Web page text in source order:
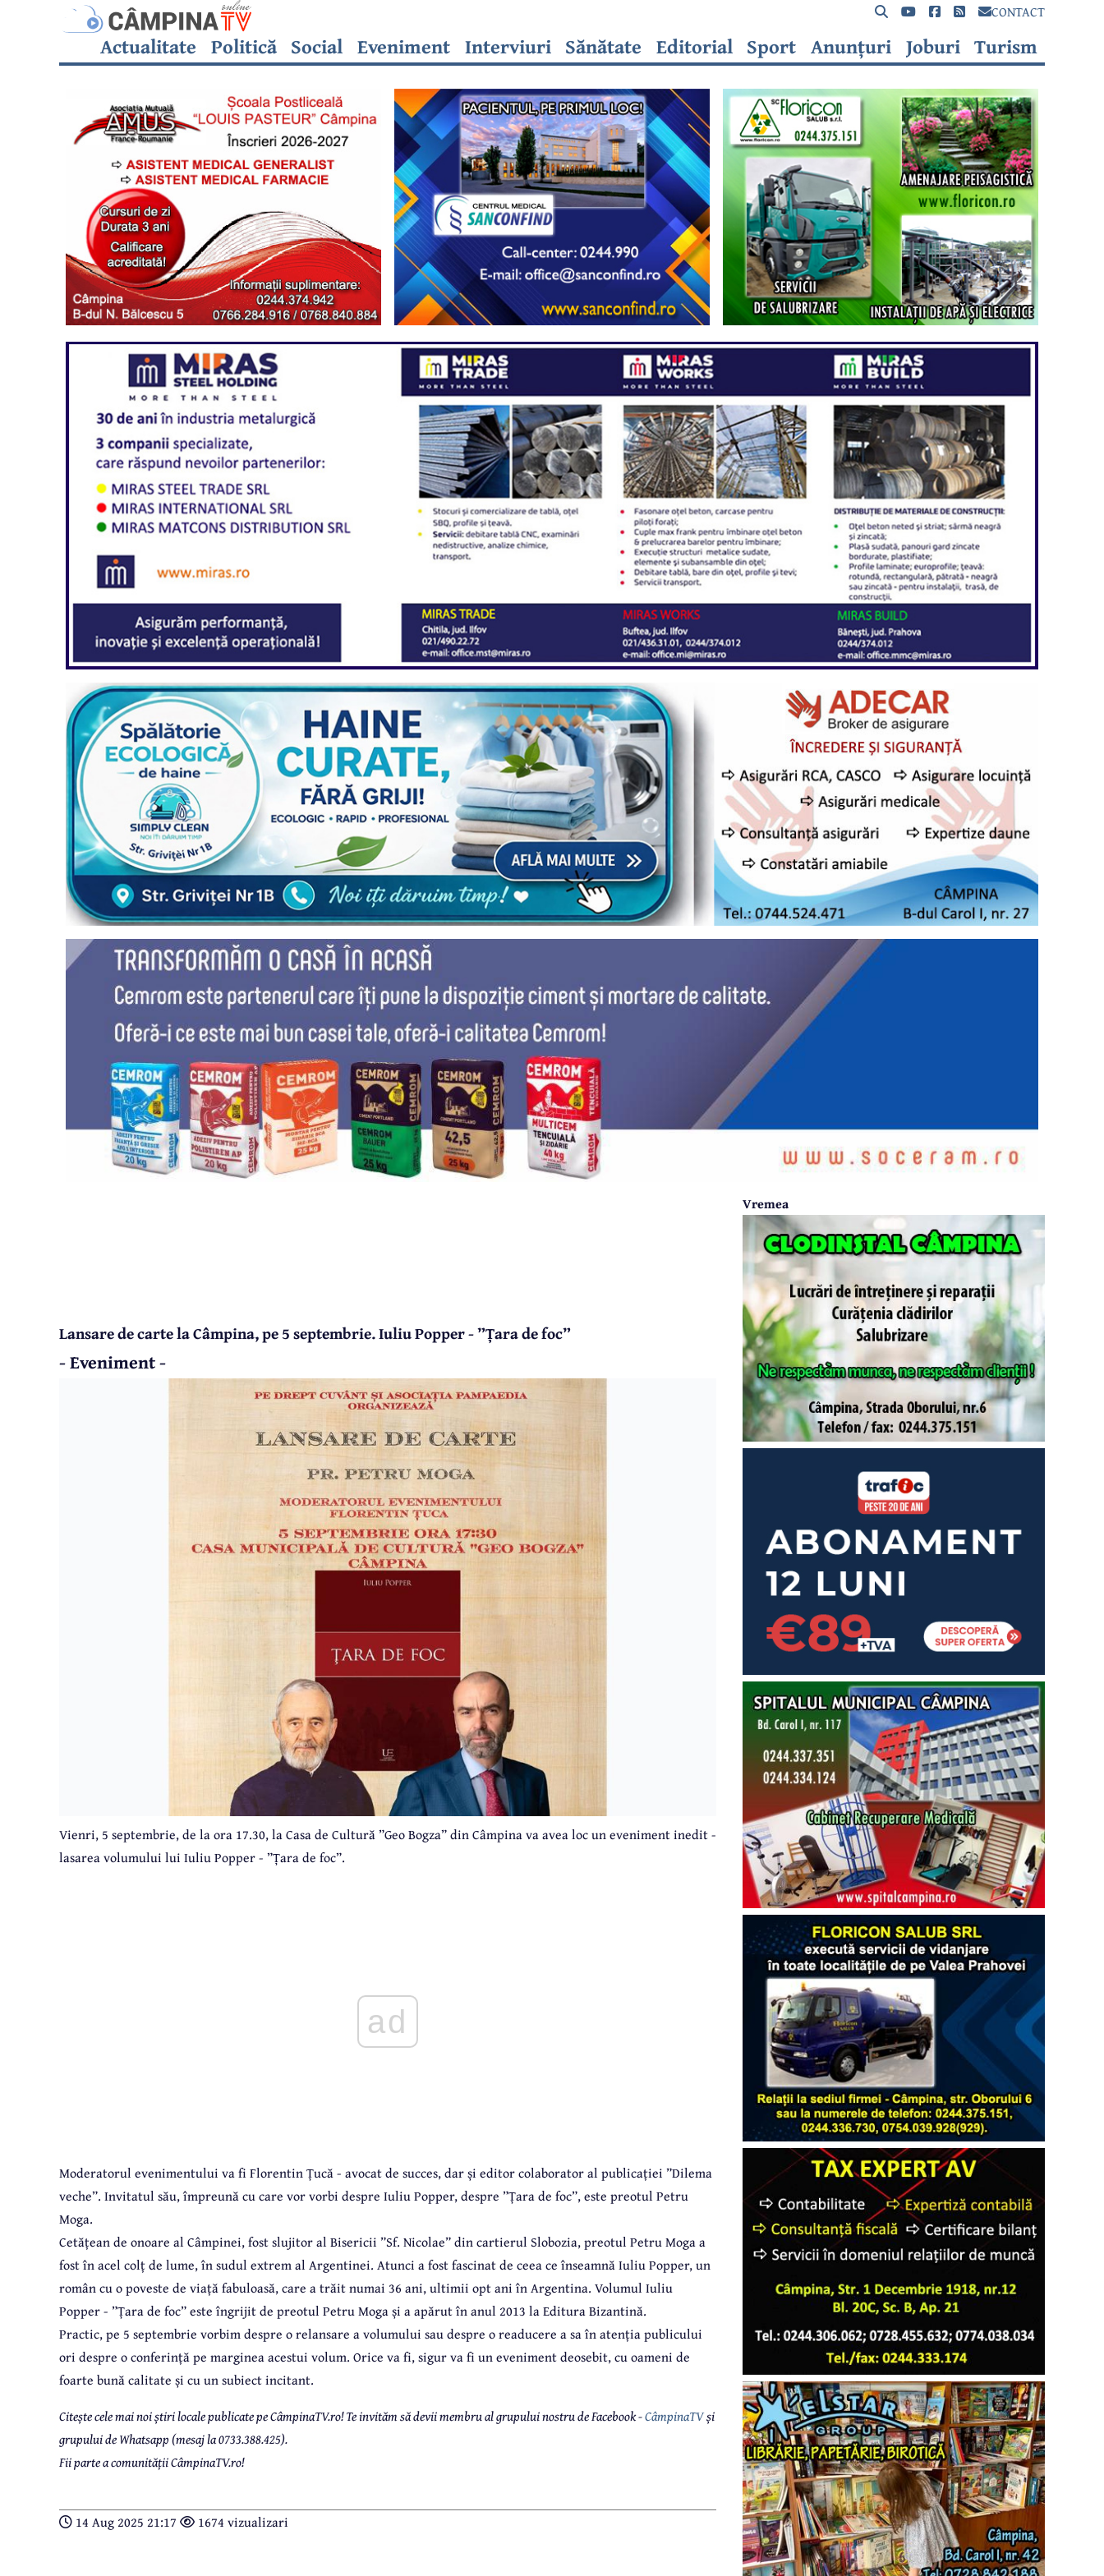
CONTACT
Actualitate Politică Social Eveniment Interviuri Sănătate Editorial Sport Anunțuri Joburi Turism
Lansare de carte la Câmpina, pe 5 septembrie. Iuliu Popper - ”Țara de foc”
- Eveniment -
Vienri, 5 septembrie, de la ora 17.30, la Casa de Cultură ”Geo Bogza” din Câmpina va avea loc un eveniment inedit -
lasarea volumului lui Iuliu Popper - ”Țara de foc”.
ad
Moderatorul evenimentului va fi Florentin Țucă - avocat de succes, dar și editor colaborator al publicației ”Dilema
veche”. Invitatul său, împreună cu care vor vorbi despre Iuliu Popper, despre ”Țara de foc”, este preotul Petru
Moga.
Cetățean de onoare al Câmpinei, fost slujitor al Bisericii ”Sf. Nicolae” din cartierul Slobozia, preotul Petru Moga a
fost în acel colț de lume, în sudul extrem al Argentinei. Atunci a fost fascinat de ceea ce înseamnă Iuliu Popper, un
român cu o poveste de viață fabuloasă, care a trăit numai 36 ani, ultimii opt ani în Argentina. Volumul Iuliu
Popper - ”Țara de foc” este îngrijit de preotul Petru Moga și a apărut în anul 2013 la Editura Bizantină.
Practic, pe 5 septembrie vorbim despre o relansare a volumului sau despre o readucere a sa în atenția publicului
ori despre o conferință pe marginea acestui volum. Orice va fi, sigur va fi un eveniment deosebit, cu oameni de
foarte bună calitate și cu un subiect incitant.
Citește cele mai noi știri locale publicate pe CâmpinaTV.ro! Te invităm să devii membru al grupului nostru de Facebook -CâmpinaTVși
grupului de Whatsapp (mesaj la 0733.388.425).
Fii parte a comunității CâmpinaTV.ro!
14 Aug 2025 21:17 1674 vizualizari
Vremea